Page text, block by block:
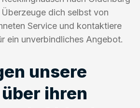
dich selbst von
Service und kontaktiere
ein unverbindliches Angebot.
unsere
ihren